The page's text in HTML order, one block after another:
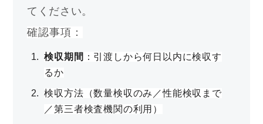
てください。
確認事項：
検収期間 ：引渡しから何日以内に検収す
るか
検収方法（数量検収のみ／性能検収まで
／第三者検査機関の利用）